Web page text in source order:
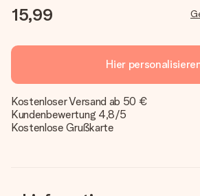
15,99
Hier
Kostenloser Versand ab 50 €
Kundenbewertung 4,8/5
Kostenlose Grußkarte